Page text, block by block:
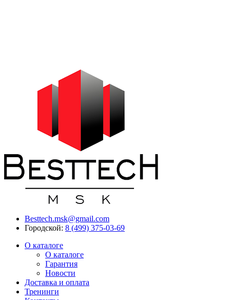
Besttech.msk@gmail.com
Городской: 8 (499) 375-03-69
О каталоге
О каталоге
Гарантия
Новости
Доставка и оплата
Тренинги